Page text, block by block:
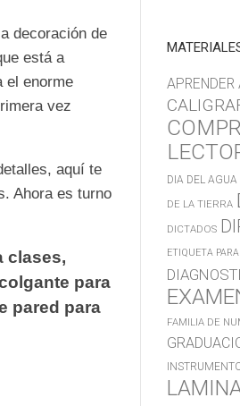
decoración de
está a
el enorme
vez
aquí te
Ahora es turno
clases,
para
pared para
APRENDER
DIA DEL AGUA
DE LA TIERRA
DICTADOS
ETIQUETA
FAMILIA DE